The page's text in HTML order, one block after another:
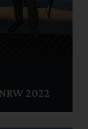
2022